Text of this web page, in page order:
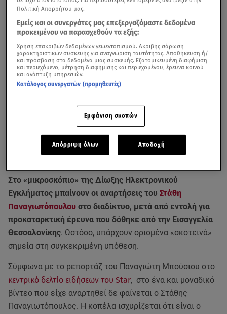
Στο «μικροσκόπιο» της Δίωξης Ηλεκτρονικού
Εγκλήματος μπαίνουν οι αναρτήσεις του Στάθη
Παναγιωτόπουλου στο διαδίκτυο, μετά από εντολή για
προκαταρκτική έρευνα που δόθηκε από την Εισαγγελία
Θεσσαλονίκης. Ωστόσο, υπάρχουν ορισμένα «σκοτεινά»
σημεία στη συγκεκριμένη υπόθεση.
Σύμφωνα με το ρεπορτάζ του Παναγιώτη Μπούσιου στο
κεντρικό δελτίο ειδήσεων του Star, στο ένα και μοναδικό
βίντεο που είχε αναρτηθεί δε φαίνεται ο Στάθης
Παναγιωτόπουλος. Η κοπέλα ισχυρίζεται ότι είναι ο
Πολιτική Απορρήτου μας.
Εμείς και οι συνεργάτες μας επεξεργαζόμαστε δεδομένα
προκειμένου να παρασχεθούν τα εξής:
Χρήση επακριβών δεδομένων γεωεντοπισμού. Ακριβής σάρωση
χαρακτηριστικών συσκευής για αναγνώριση ταυτότητας. Αποθήκευση ή/
και πρόσβαση στα δεδομένα μιας συσκευής. Εξατομικευμένη διαφήμιση
και περιεχόμενο, μέτρηση διαφήμισης και περιεχομένου, έρευνα κοινού
και ανάπτυξη υπηρεσιών.
Κατάλογος συνεργατών (προμηθευτές)
Εμφάνιση σκοπών
Απόρριψη όλων Αποδοχή